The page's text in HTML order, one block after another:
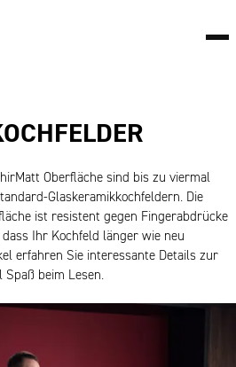
Oberfläche sind bis zu viermal
Glaskeramikkochfeldern. Die
ist resistent gegen Fingerabdrücke
Ihr Kochfeld länger wie neu
erfahren Sie interessante Details zur
Spaß beim Lesen.